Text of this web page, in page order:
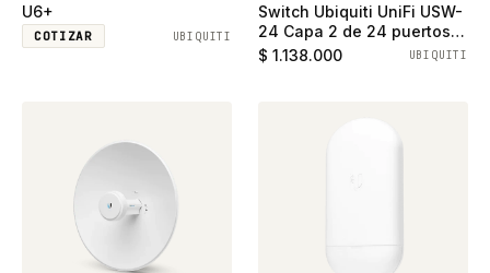
U6+
COTIZAR UBIQUITI
Switch Ubiquiti UniFi USW-
24 Capa 2 de 24 puertos
ethernet gigabit y 2
$ 1.138.000 UBIQUITI